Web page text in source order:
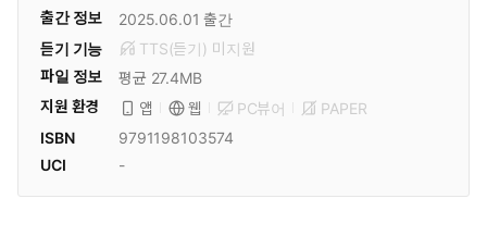
출간 정보
2025.06.01 출간
듣기 기능
TTS(듣기) 미 지원
파일 정보
평균 27.4MB
지원 환경
앱 웹 PC뷰어
PAPER
ISBN
9791198103574
UCI
-